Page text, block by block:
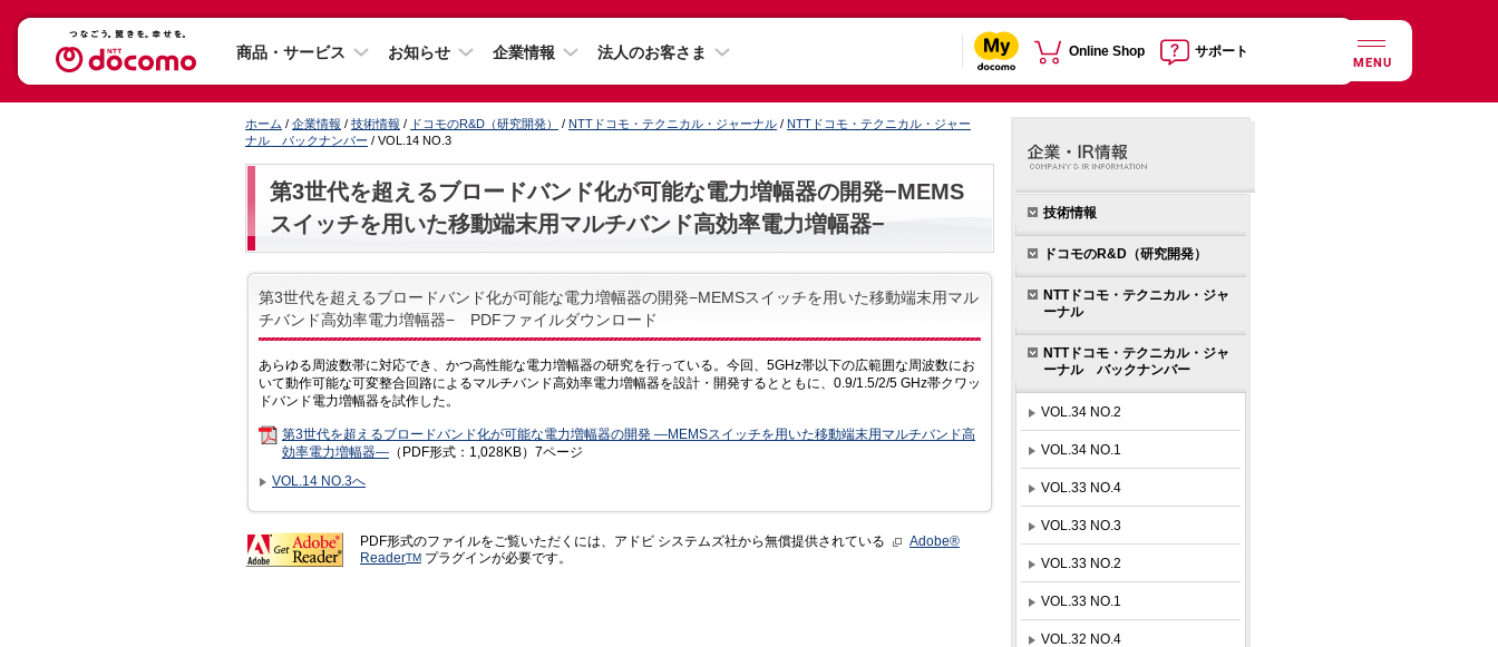
商品・サービス お知らせ 企業情報 法人のお客さま Online Shop サポート
MENU
ホーム / 企業情報 / 技術情報 / ドコモのR&D（研究開発） / NTTドコモ・テクニカル・ジャーナル / NTTドコモ・テクニカル・ジャー
ナル バックナンバー / VOL.14 NO.3
第3世代を超えるブロードバンド化が可能な電力増幅器の開発−MEMS
スイッチを用いた移動端末用マルチバンド高効率電力増幅器−
第3世代を超えるブロードバンド化が可能な電力増幅器の開発−MEMSスイッチを用いた移動端末用マル
チバンド高効率電力増幅器− PDFファイルダウンロード
あらゆる周波数帯に対応でき、かつ高性能な電力増幅器の研究を行っている。今回、5GHz帯以下の広範囲な周波数にお
いて動作可能な可変整合回路によるマルチバンド高効率電力増幅器を設計・開発するとともに、0.9/1.5/2/5 GHz帯クワッ
ドバンド電力増幅器を試作した。
第3世代を超えるブロードバンド化が可能な電力増幅器の開発 —MEMSスイッチを用いた移動端末用マルチバンド高
効率電力増幅器— （PDF形式：1,028KB）7ページ
VOL.14 NO.3へ
PDF形式のファイルをご覧いただくには、アドビ システムズ社から無償提供されている
Adobe®
ReaderTM プラグインが必要です。
技術情報
ドコモのR&D（研究開発）
NTTドコモ・テクニカル・ジャ
ーナル
NTTドコモ・テクニカル・ジャ
ーナル バックナンバー
VOL.34 NO.2
VOL.34 NO.1
VOL.33 NO.4
VOL.33 NO.3
VOL.33 NO.2
VOL.33 NO.1
VOL.32 NO.4